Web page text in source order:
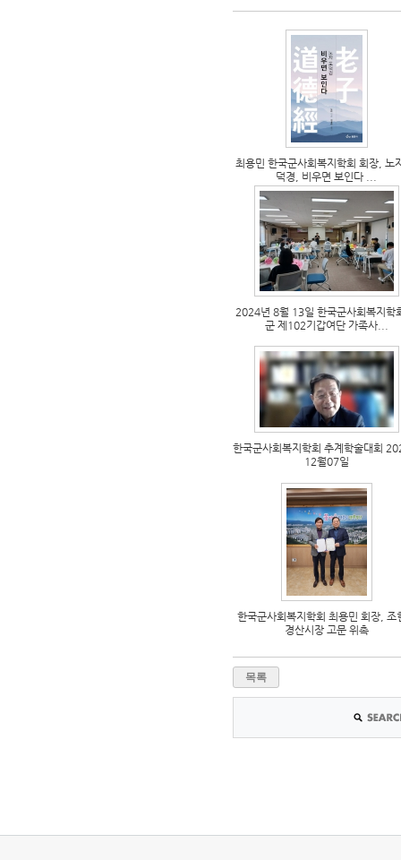
최용민 한국군사회복지학회 회장, 노
덕경, 비우면 보인다 ...
2024년 8월 13일 한국군사회복지학
군 제102기갑여단 가족사...
한국군사회복지학회 추계학술대회
12월07일
한국군사회복지학회 최용민 회장, 조
경산시장 고문 위촉
목록